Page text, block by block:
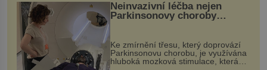
Neinvazivní léčba nejen
Parkinsonovy choroby
Ke zmírnění třesu, který doprovází
Parkinsonovu chorobu, je využívána
hluboká mozková stimulace, která